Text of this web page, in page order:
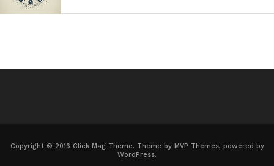
Copyright © 2016 Click Mag Theme. Theme by MVP Themes, powered by
WordPress.